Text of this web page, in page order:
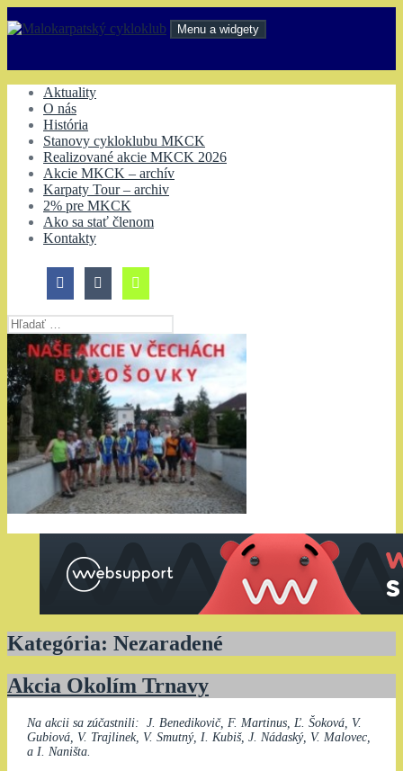
na
Menu a widgety
Aktuality
O nás
História
Stanovy cykloklubu MKCK
Realizované akcie MKCK 2026
Akcie MKCK – archív
Karpaty Tour – archiv
2% pre MKCK
Ako sa stať členom
Kontakty
Hľadať:
Kategória: Nezaradené
Akcia Okolím Trnavy
Na akcii sa zúčastnili: J. Benedikovič, F. Martinus, Ľ. Šoková, V.
Gubiová, V. Trajlinek, V. Smutný, I. Kubiš, J. Nádaský, V. Malovec,
a I. Naništa.